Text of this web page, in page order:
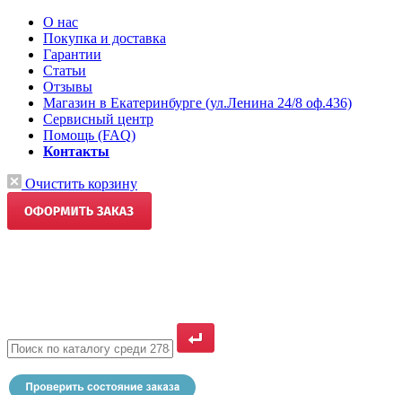
О нас
Покупка и доставка
Гарантии
Статьи
Отзывы
Магазин в Екатеринбурге (ул.Ленина 24/8 оф.436)
Сервисный центр
Помощь (FAQ)
Контакты
Очистить корзину